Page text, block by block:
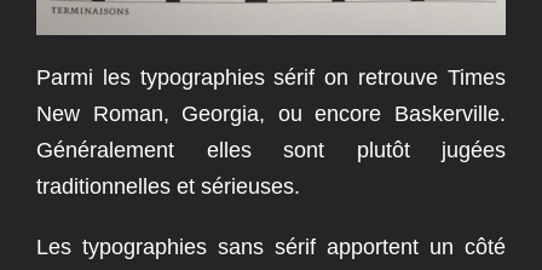
Parmi les typographies sérif on retrouve Times
New Roman, Georgia, ou encore Baskerville.
Généralement elles sont plutôt jugées
traditionnelles et sérieuses.
Les typographies sans sérif apportent un côté